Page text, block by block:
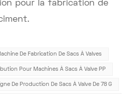
pour la fabrication de
De Fabrication De Sacs À Valves
Pour Machines À Sacs À Valve PP
De Production De Sacs À Valve De 78 G